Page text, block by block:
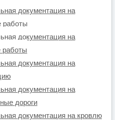
документация на
работы
документация на
работы
документация на
документация на
дороги
документация на кровлю